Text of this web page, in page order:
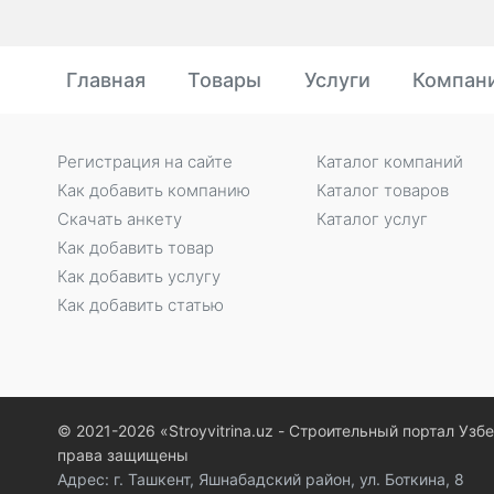
Главная Товары Услуги
Регистрация на сайте
Как добавить компанию
Скачать анкету
Как добавить товар
Как добавить услугу
Как добавить статью
Каталог компаний
Каталог товаров
Каталог услуг
© 2021-2026 «Stroyvitrina.uz - Строительный портал
права защищены
Адрес: г. Ташкент, Яшнабадский район, ул. Боткина, 8